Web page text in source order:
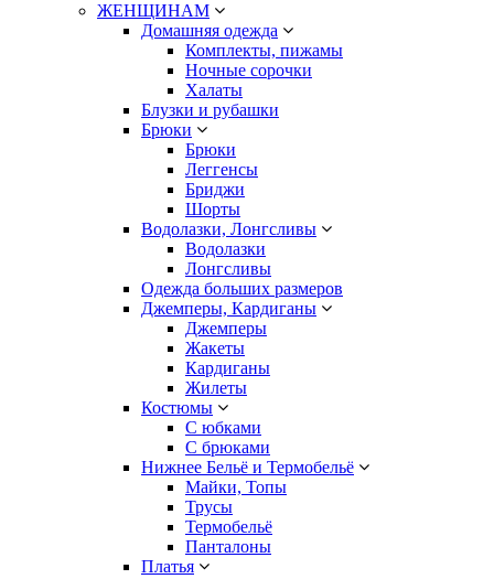
ЖЕНЩИНАМ
Домашняя одежда
Комплекты, пижамы
Ночные сорочки
Халаты
Блузки и рубашки
Брюки
Брюки
Леггенсы
Бриджи
Шорты
Водолазки, Лонгсливы
Водолазки
Лонгсливы
Одежда больших размеров
Джемперы, Кардиганы
Джемперы
Жакеты
Кардиганы
Жилеты
Костюмы
С юбками
С брюками
Нижнее Бельё и Термобельё
Майки, Топы
Трусы
Термобельё
Панталоны
Платья